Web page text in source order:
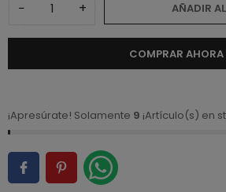
− + AÑADIR
COMPRAR AHORA
¡Apresúrate! Solamente 9 ¡Artículo(s) en